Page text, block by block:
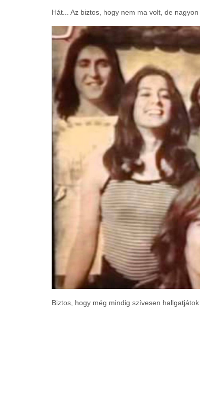
Hát... Az biztos, hogy nem ma volt, de
Biztos, hogy még mindig szívesen